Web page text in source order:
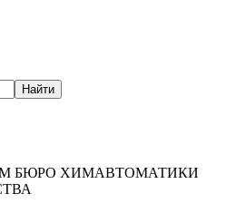
Найти
БЮРО ХИМАВТОМАТИКИ